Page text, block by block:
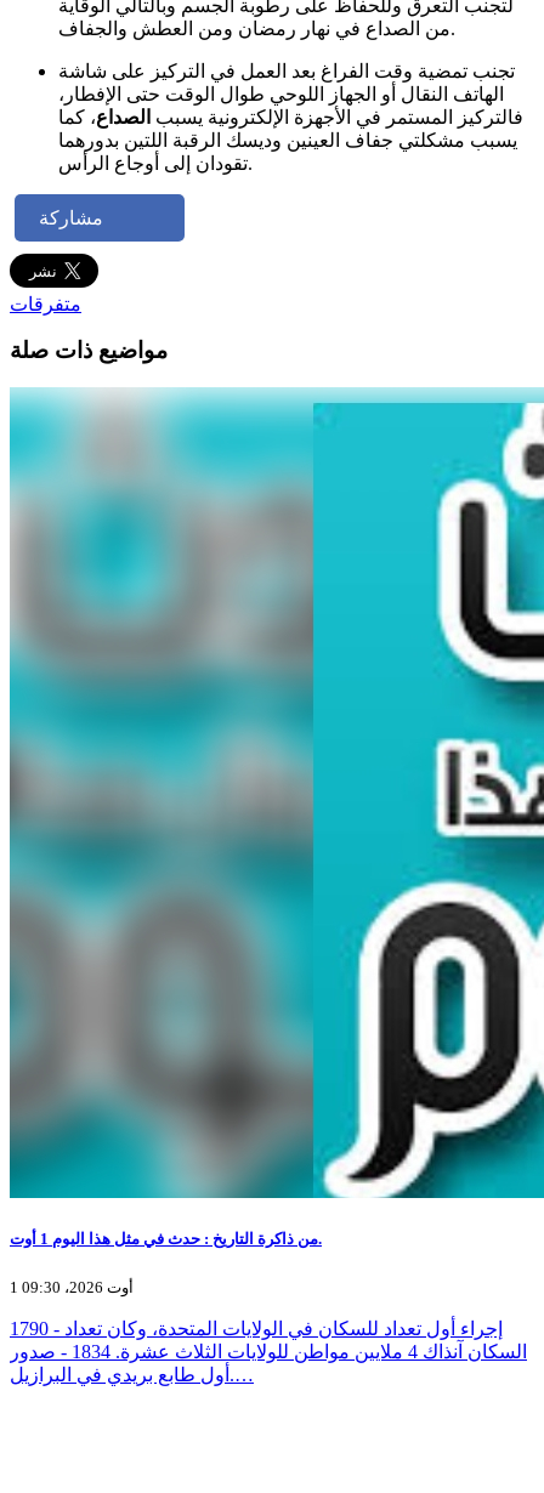
لتجنب التعرق وللحفاظ على رطوبة الجسم وبالتالي الوقاية
من الصداع في نهار رمضان ومن العطش والجفاف.
تجنب تمضية وقت الفراغ بعد العمل في التركيز على شاشة
الهاتف النقال أو الجهاز اللوحي طوال الوقت حتى الإفطار،
فالتركيز المستمر في الأجهزة الإلكترونية يسبب الصداع، كما
يسبب مشكلتي جفاف العينين وديسك الرقبة اللتين بدورهما
تقودان إلى أوجاع الرأس.
مشاركة
متفرقات
مواضيع ذات صلة
من ذاكرة التاريخ : حدث في مثل هذا اليوم 1 أوت.
1 أوت 2026، 09:30
1790 - إجراء أول تعداد للسكان في الولايات المتحدة، وكان تعداد
السكان آنذاك 4 ملايين مواطن للولايات الثلاث عشرة. 1834 - صدور
أول طابع بريدي في البرازيل.…